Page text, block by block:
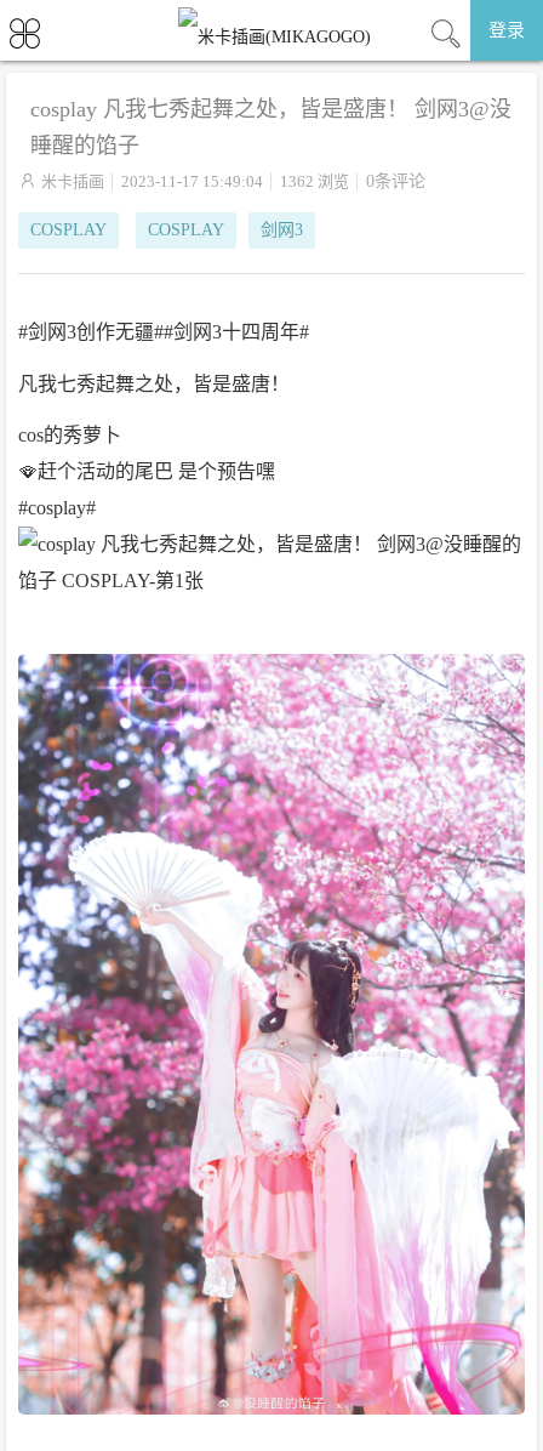
登录
cosplay 凡我七秀起舞之处，皆是盛唐！ 剑网3@没
睡醒的馅子
 米卡插画 2023-11-17 15:49:04 1362 浏览 0条评论
COSPLAY COSPLAY 剑网3
#剑网3创作无疆##剑网3十四周年#
凡我七秀起舞之处，皆是盛唐！
cos的秀萝卜
🪭赶个活动的尾巴 是个预告嘿
#cosplay# ​​​